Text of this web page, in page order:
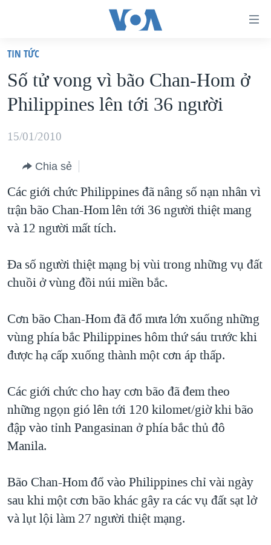
truy
cập
Tới
dung
chính
điều
hướng
chính
tới
"Tìm"
VIỆT NAM
HOA KỲ
BIỂN ĐÔNG
BLOG
DIỄN ĐÀN
MỤC
VẠCH TRẦN TIN GIẢ
NGƯỜI VIỆT HẢI NGOẠI
KHOA HỌC
VĂN HOÁ
THỂ THAO
CHUYÊN ĐỀ
CHIẾN TRANH THƯƠNG MẠI CỦA MỸ: QUÁ KHỨ VÀ HIỆN
MỘT NĂM CHIẾN TRANH TẠI DẢI GAZA
GIẢI MÃ VÀNH ĐAI & CON ĐƯỜNG
NGÀY TỊ NẠN THẾ GIỚI
GROUND ZERO – XƯA VÀ NAY
CHI PHÍ CHIẾN TRANH AFGHANISTAN
CÁC GIÁ TRỊ CỘNG HÒA Ở VIỆT NAM
TRỊNH VĨNH BÌNH VS. CHÍNH PHỦ VIỆT NAM
NGƯ DÂN VIỆT VÀ LÀN SÓNG TRỘM HẢI SÂM
HỌC TIẾNG ANH
VIDEO
MẠNG XÃ HỘI
Ngôn ngữ khác
TIN TỨC
Số tử vong vì bão Chan-Hom ở
Philippines lên tới 36 người
15/01/2010
Chia sẻ
Các giới chức Philippines đã nâng số nạn nhân vì
trận bão Chan-Hom lên tới 36 người thiệt mang
và 12 người mất tích.
Đa số người thiệt mạng bị vùi trong những vụ đất
chuồi ở vùng đồi núi miền bắc.
Cơn bão Chan-Hom đã đổ mưa lớn xuống những
vùng phía bắc Philippines hôm thứ sáu trước khi
được hạ cấp xuống thành một cơn áp thấp.
Các giới chức cho hay cơn bão đã đem theo
những ngọn gió lên tới 120 kilomet/giờ khi bão
đập vào tỉnh Pangasinan ở phía bắc thủ đô
Manila.
Bão Chan-Hom đổ vào Philippines chỉ vài ngày
sau khi một cơn bão khác gây ra các vụ đất sạt lở
và lụt lội làm 27 người thiệt mạng.